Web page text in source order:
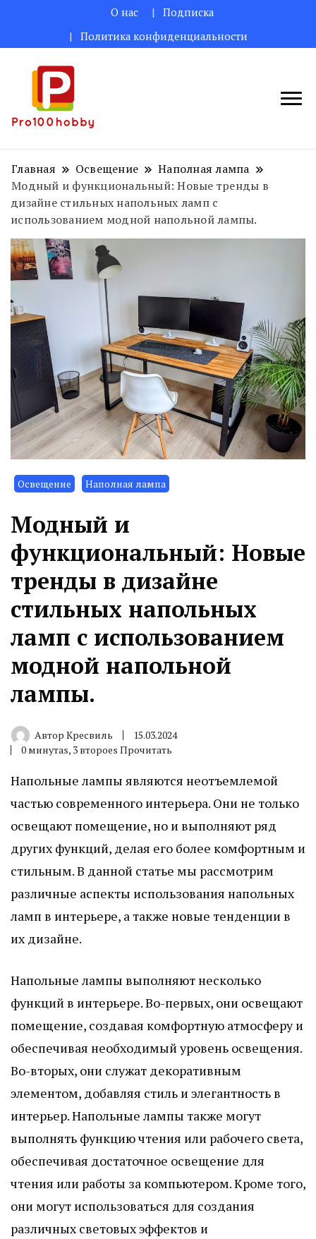
О нас
Подписка
Политика конфиденциальности
Поделитесь творческими идеями
Главная Освещение
Наполная лампа
Модный и функциональный: Новые тренды в
дизайне стильных напольных ламп с
использованием модной напольной лампы.
Освещение Наполная лампа
Модный и
функциональный: Новые
тренды в дизайне
стильных напольных
ламп с использованием
модной напольной
лампы.
Автор Кресвиль
15.03.2024
0 минутаs, 3 второеs Прочитать
Напольные лампы являются неотъемлемой
частью современного интерьера. Они не только
освещают помещение, но и выполняют ряд
других функций, делая его более комфортным и
стильным. В данной статье мы рассмотрим
различные аспекты использования напольных
ламп в интерьере, а также новые тенденции в
их дизайне.
Напольные лампы выполняют несколько
функций в интерьере. Во-первых, они освещают
помещение, создавая комфортную атмосферу и
обеспечивая необходимый уровень освещения.
Во-вторых, они служат декоративным
элементом, добавляя стиль и элегантность в
интерьер. Напольные лампы также могут
выполнять функцию чтения или рабочего света,
обеспечивая достаточное освещение для
чтения или работы за компьютером. Кроме того,
они могут использоваться для создания
различных световых эффектов и